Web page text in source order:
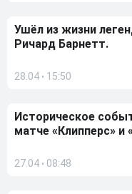
Ушёл из жизни
Ричард Барнетт.
28.04 • 15:50
Историческое
матче «Клипперс» и
27.04 • 08:48